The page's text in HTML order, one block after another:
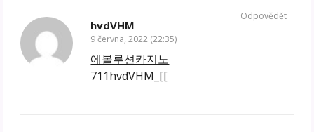
hvdVHM
9 června, 2022 (22:35)
에볼루션카지노
711hvdVHM_[[
Odpovědět